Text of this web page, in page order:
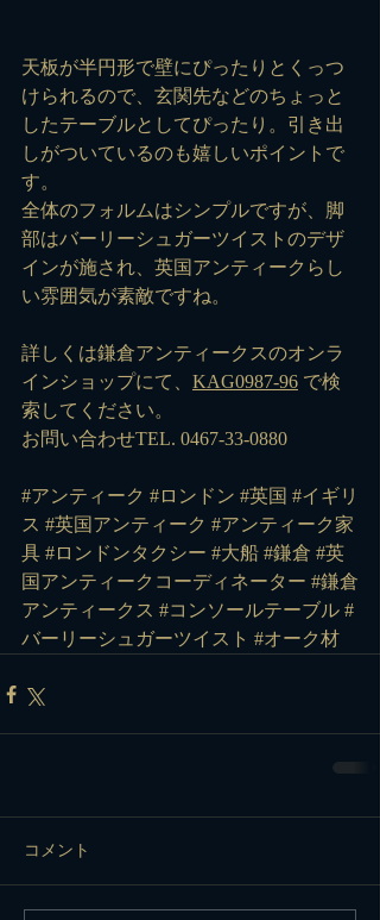
天板が半円形で壁にぴったりとくっつ
けられるので、玄関先などのちょっと
したテーブルとしてぴったり。引き出
しがついているのも嬉しいポイントで
す。
全体のフォルムはシンプルですが、脚
部はバーリーシュガーツイストのデザ
インが施され、英国アンティークらし
い雰囲気が素敵ですね。
詳しくは鎌倉アンティークスのオンラ
インショップにて、 KAG0987-96 で検
索してください。
お問い合わせTEL. 0467-33-0880
#アンティーク #ロンドン #英国 #イギリ
ス #英国アンティーク #アンティーク家
具 #ロンドンタクシー #大船 #鎌倉 #英
国アンティークコーディネーター #鎌倉
アンティークス #コンソールテーブル #
バーリーシュガーツイスト #オーク材
コメント